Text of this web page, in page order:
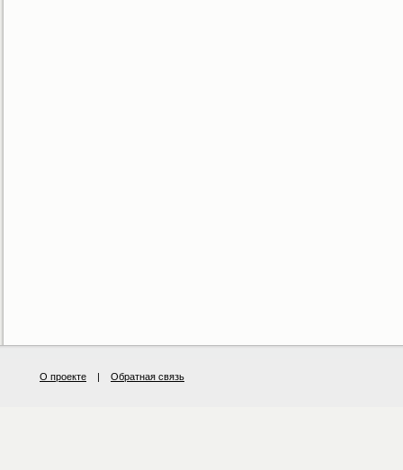
О проекте | Обратная связь